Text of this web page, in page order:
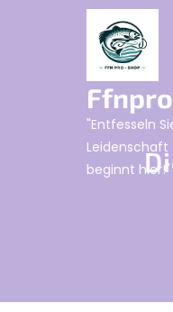
"Entfesseln
Leidenschaft
beginnt hier!"